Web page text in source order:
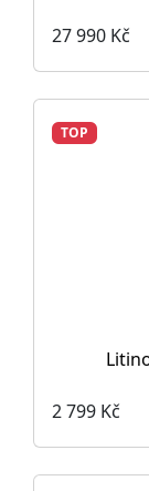
27 990 Kč
TOP
2 799 Kč